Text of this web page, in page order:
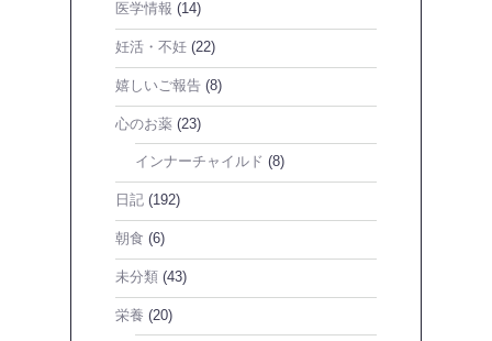
医学情報 (14)
妊活・不妊 (22)
嬉しいご報告 (8)
心のお薬 (23)
インナーチャイルド (8)
日記 (192)
朝食 (6)
未分類 (43)
栄養 (20)